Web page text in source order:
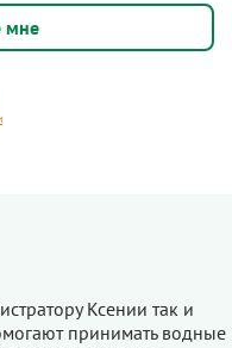
Ксении так и
принимать водные